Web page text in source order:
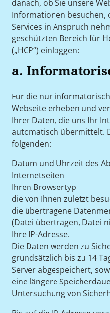
danach, ob Sie unsere
Informationen besuchen,
Services in Anspruch
geschützten Bereich für
(„HCP“) einloggen:
a.
Für die nur
Webseite erheben und
Ihrer Daten, die uns Ihr
automatisch übermittelt.
folgenden:
Datum und Uhrzeit des
Internetseiten
Ihren Browsertyp
die von Ihnen zuletzt
die übertragene
(Datei übertragen, Datei
Ihre IP-Adresse.
Die Daten werden zu
grundsätzlich bis zu 14
Server abgespeichert,
eine längere
Untersuchung von